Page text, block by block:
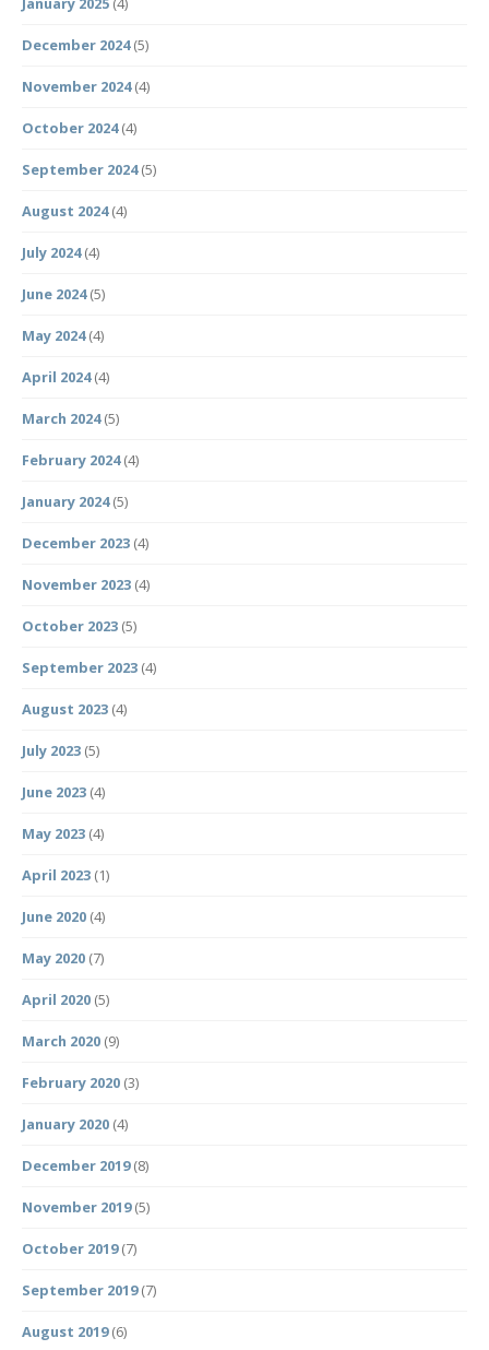
December 2024(5)
November 2024(4)
October 2024(4)
September 2024(5)
August 2024(4)
July 2024(4)
June 2024(5)
May 2024(4)
April 2024(4)
March 2024(5)
February 2024(4)
January 2024(5)
December 2023 (4)
November 2023 (4)
October 2023 (5)
September 2023 (4)
August 2023 (4)
July 2023 (5)
June 2023 (4)
May 2023 (4)
April 2023 (1)
June 2020 (4)
May 2020 (7)
April 2020 (5)
March 2020 (9)
February 2020 (3)
January 2020 (4)
December 2019(8)
November 2019(5)
October 2019(7)
September 2019(7)
August 2019(6)